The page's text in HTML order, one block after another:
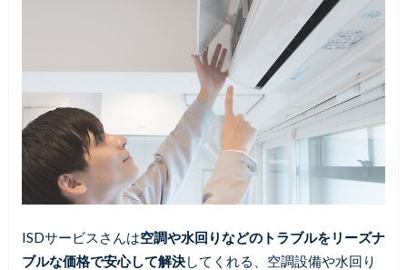
ISDサービスさんは空調や水回りなどのトラブルをリーズナ
ブルな価格で安心して解決してくれる、空調設備や水回り